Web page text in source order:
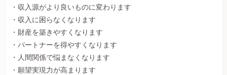
・収入源がより良いものに変わります
・収入に困らなくなります
・財産を築きやすくなります
・パートナーを得やすくなります
・人間関係で悩まなくなります
・願望実現力が高まります